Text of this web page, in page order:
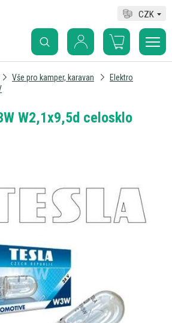
CZK
Vše pro kamper, karavan
Elektro
W2,1x9,5d celosklo